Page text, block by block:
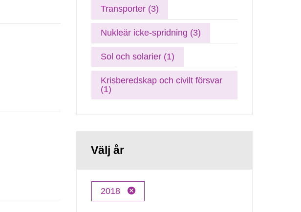
Transporter (3)
Nukleär icke-spridning (3)
Sol och solarier (1)
Krisberedskap och civilt försvar
(1)
Välj år
2018